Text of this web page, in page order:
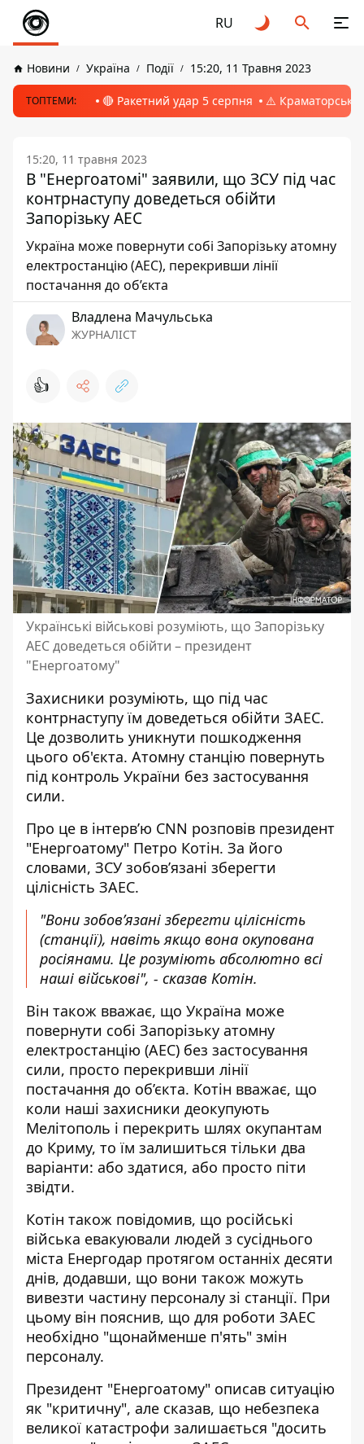
RU
Новини Україна Події 15:20, 11 Травня 2023
ТОПТЕМИ: 🔴 Ракетний удар 5 серпня ⚠️ Краматорськ,
15:20, 11 травня 2023
В "Енергоатомі" заявили, що ЗСУ під час
контрнаступу доведеться обійти
Запорізьку АЕС
Україна може повернути собі Запорізьку атомну
електростанцію (АЕС), перекривши лінії
постачання до об’єкта
Владлена Мачульська
ЖУРНАЛІСТ
👍
Українські військові розуміють, що Запорізьку
АЕС доведеться обійти – президент
"Енергоатому"
Захисники розуміють, що під час
контрнаступу їм доведеться обійти ЗАЕС.
Це дозволить уникнути пошкодження
цього об'єкта. Атомну станцію повернуть
під контроль України без застосування
сили.
Про це в інтервʼю CNN розповів президент
"Енергоатому" Петро Котін. За його
словами, ЗСУ зобов’язані зберегти
цілісність ЗАЕС.
"Вони зобов’язані зберегти цілісність
(станції), навіть якщо вона окупована
росіянами. Це розуміють абсолютно всі
наші військові", - сказав Котін.
Він також вважає, що Україна може
повернути собі Запорізьку атомну
електростанцію (АЕС) без застосування
сили, просто перекривши лінії
постачання до об’єкта. Котін вважає, що
коли наші захисники деокупують
Мелітополь і перекрить шлях окупантам
до Криму, то їм залишиться тільки два
варіанти: або здатися, або просто піти
звідти.
Котін також повідомив, що російські
війська евакуювали людей з сусіднього
міста Енергодар протягом останніх десяти
днів, додавши, що вони також можуть
вивезти частину персоналу зі станції. При
цьому він пояснив, що для роботи ЗАЕС
необхідно "щонайменше п'ять" змін
персоналу.
Президент "Енергоатому" описав ситуацію
як "критичну", але сказав, що небезпека
великої катастрофи залишається "досить